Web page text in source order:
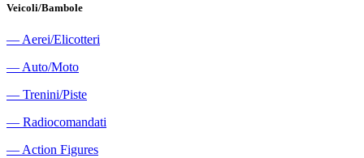
Veicoli/Bambole
― Aerei/Elicotteri
― Auto/Moto
― Trenini/Piste
― Radiocomandati
― Action Figures